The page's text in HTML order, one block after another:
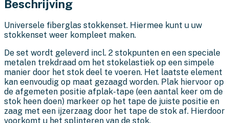
Beschrijving
Universele fiberglas stokkenset. Hiermee kunt u uw
stokkenset weer kompleet maken.
De set wordt geleverd incl. 2 stokpunten en een speciale
metalen trekdraad om het stokelastiek op een simpele
manier door het stok deel te voeren. Het laatste element
kan eenvoudig op maat gezaagd worden. Plak hiervoor op
de afgemeten positie afplak-tape (een aantal keer om de
stok heen doen) markeer op het tape de juiste positie en
zaag met een ijzerzaag door het tape de stok af. Hierdoor
voorkomt u het splinteren van de stok.